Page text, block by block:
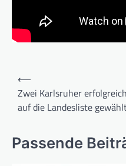
Beitragsnavigation
⟵
Zwei Karlsruher erfolgreich
auf die Landesliste
Passende